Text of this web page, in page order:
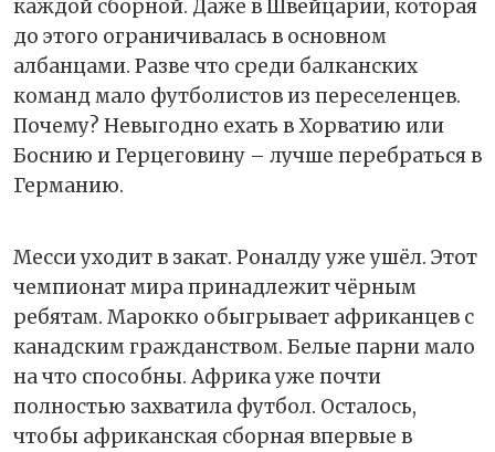
каждой сборной. Даже в Швейцарии, которая
до этого ограничивалась в основном
албанцами. Разве что среди балканских
команд мало футболистов из переселенцев.
Почему? Невыгодно ехать в Хорватию или
Боснию и Герцеговину – лучше перебраться в
Германию.
Месси уходит в закат. Роналду уже ушёл. Этот
чемпионат мира принадлежит чёрным
ребятам. Марокко обыгрывает африканцев с
канадским гражданством. Белые парни мало
на что способны. Африка уже почти
полностью захватила футбол. Осталось,
чтобы африканская сборная впервые в